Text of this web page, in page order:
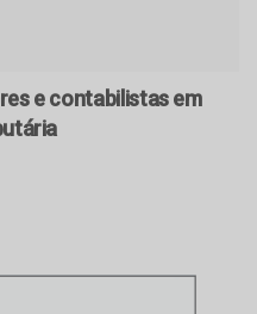
e contabilistas em